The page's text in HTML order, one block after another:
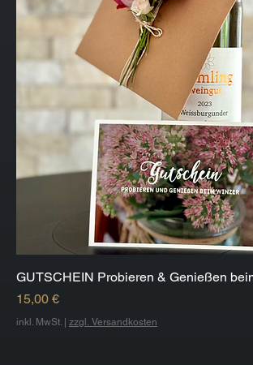
GUTSCHEIN Probieren & Genießen
Preis
15,00 €
inkl. MwSt.| zzgl. Versandkosten